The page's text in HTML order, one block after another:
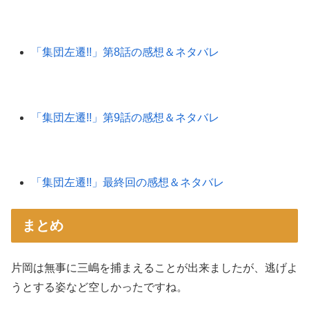
「集団左遷!!」第8話の感想＆ネタバレ
「集団左遷!!」第9話の感想＆ネタバレ
「集団左遷!!」最終回の感想＆ネタバレ
まとめ
片岡は無事に三嶋を捕まえることが出来ましたが、逃げよ
うとする姿など空しかったですね。